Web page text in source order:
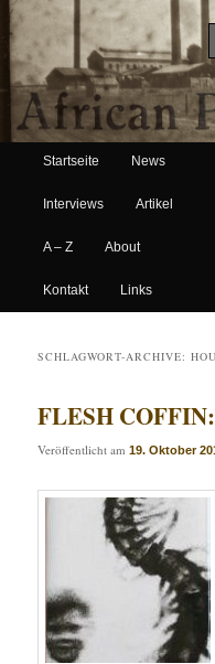
African Paper
Hauptmenü
Zum Inhalt wechseln
Zum sekundären Inhalt
Startseite News
Interviews Artikel
A – Z About
Kontakt Links
SCHLAGWORT-ARCHIVE:
FLESH
Veröffentlicht am19. Oktober